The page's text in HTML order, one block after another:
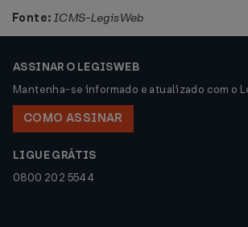
Fonte: ICMS-LegisWeb
ASSINAR O LEGISWEB
Mantenha-se informado e atualizado com o
COMO ASSINAR
LIGUE GRÁTIS
0800 202 5544